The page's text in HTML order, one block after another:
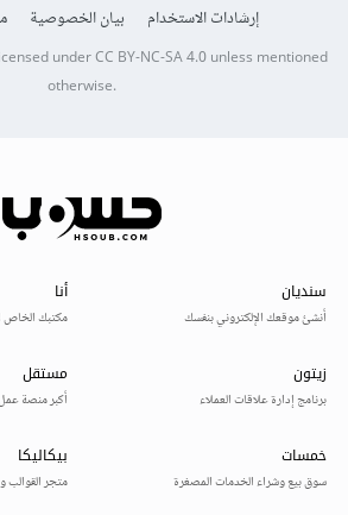
إرشادات الاستخدام
بيان الخصوصية
underCC BY-NC-SA 4.0unless mentioned
otherwise.